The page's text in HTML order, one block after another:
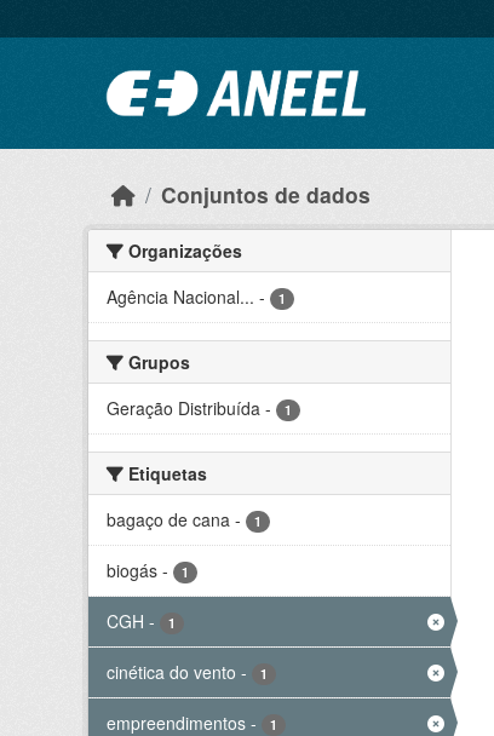
Conjuntos de dados
Organizações
Agência Nacional... - 1
Grupos
Geração Distribuída - 1
Etiquetas
bagaço de cana - 1
biogás - 1
CGH - 1
cinética do vento - 1
empreendimentos - 1